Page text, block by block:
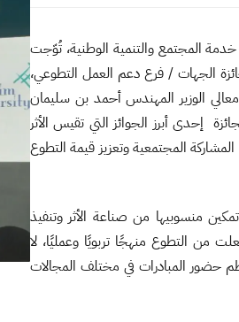
المجتمع والتنمية الوطنية، تُوّجت
للعمل التطوعي لعام 2025 – مسار جائزة الجهات / فرع دعم العمل التطوعي،
معالي الوزير المهندس أحمد بن سليمان
إحدى أبرز الجوائز التي تقيس الأثر
المجتمعية وتعزيز قيمة التطوع
منسوبيها من صناعة الأثر وتنفيذ
من التطوع منهجًا تربويًا وعمليًا، لا
حضور المبادرات في مختلف المجالات